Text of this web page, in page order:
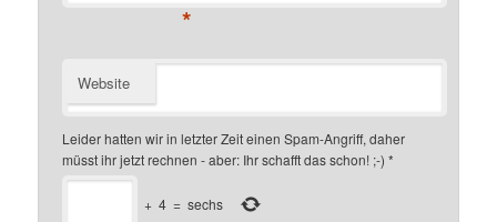
*
Website
Leider hatten wir in letzter Zeit einen Spam-Angriff, daher
müsst ihr jetzt rechnen - aber: Ihr schafft das schon! ;-) *
+ 4 = sechs